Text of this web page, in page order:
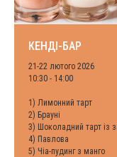
КЕНДІ-БАР
21-22 лютого 2026
10:30 - 14:00
1) Лимонний тарт
2) Брауні
3) Шоколадний тарт із
4) Павлова
5) Чіа-пудинг з манго